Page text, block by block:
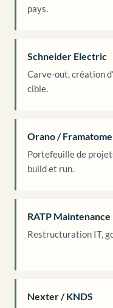
pays.
Schneider Electric
Carve-out, création
cible.
Orano / Framatome
Portefeuille de
build et run.
RATP Maintenance
Restructuration IT,
Nexter / KNDS